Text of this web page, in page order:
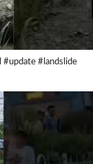
#update #landslide